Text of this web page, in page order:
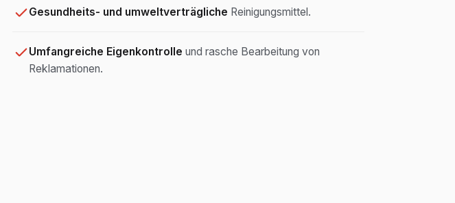
Gesundheits- und umweltverträgliche Reinigungsmittel.
Umfangreiche Eigenkontrolle und rasche Bearbeitung von
Reklamationen.